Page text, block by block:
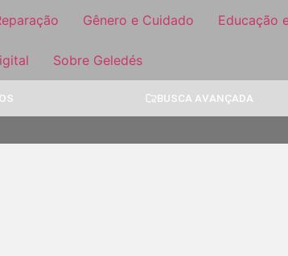
Gênero e Cuidado Educação
Sobre Geledés
BUSCA AVANÇADA